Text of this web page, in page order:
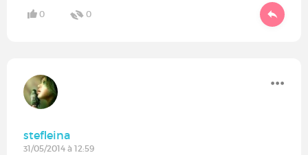
0 0
stefleina
31/05/2014 à 12:59